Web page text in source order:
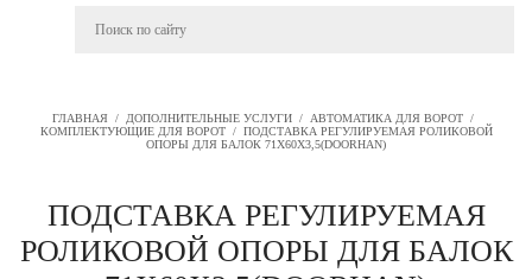
ГЛАВНАЯ / ДОПОЛНИТЕЛЬНЫЕ УСЛУГИ / АВТОМАТИКА ДЛЯ ВОРОТ /
КОМПЛЕКТУЮЩИЕ ДЛЯ ВОРОТ / ПОДСТАВКА РЕГУЛИРУЕМАЯ РОЛИКОВОЙ
ОПОРЫ ДЛЯ БАЛОК 71Х60Х3,5(DOORHAN)
ПОДСТАВКА РЕГУЛИРУЕМАЯ
РОЛИКОВОЙ ОПОРЫ ДЛЯ БАЛОК